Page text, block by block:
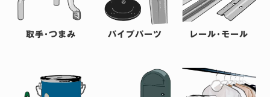
取手･つまみ パイプパーツ レール･モール